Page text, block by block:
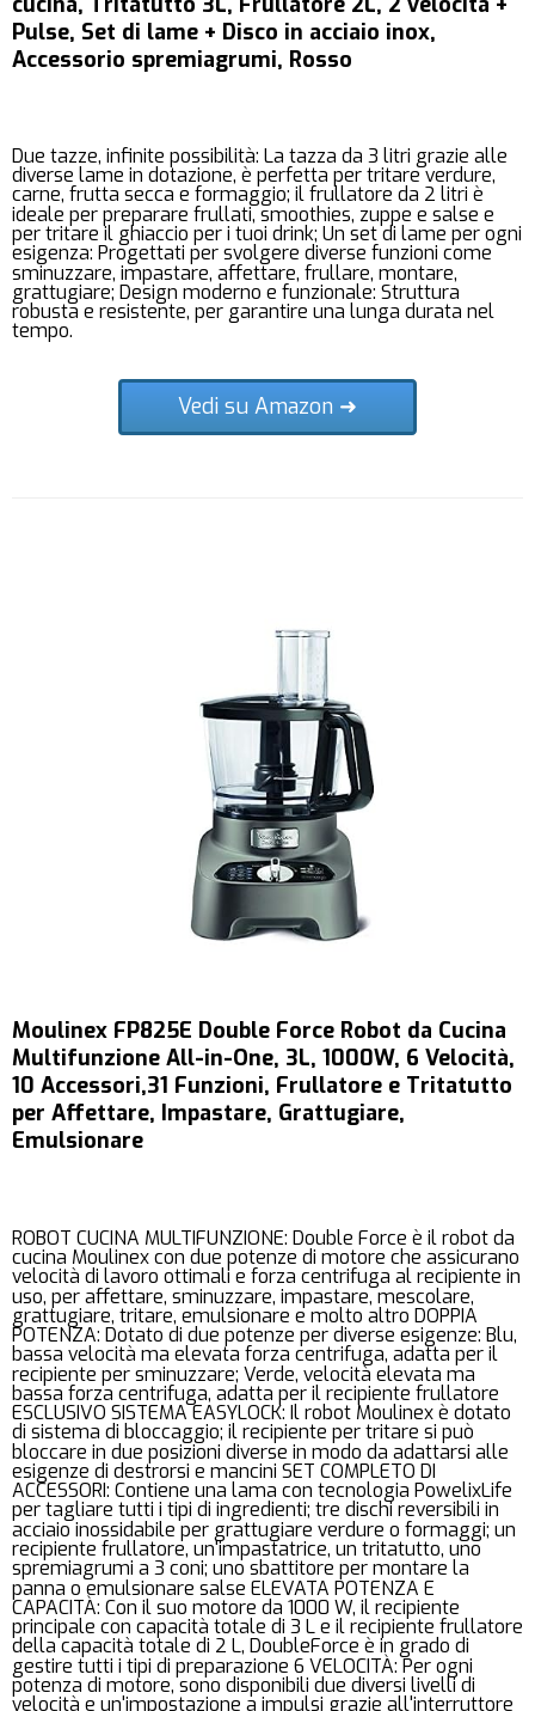
Pulse, Set di lame + Disco in acciaio inox,
Accessorio spremiagrumi, Rosso
Due tazze, infinite possibilità: La tazza da 3 litri grazie alle
diverse lame in dotazione, è perfetta per tritare verdure,
carne, frutta secca e formaggio; il frullatore da 2 litri è
ideale per preparare frullati, smoothies, zuppe e salse e
per tritare il ghiaccio per i tuoi drink; Un set di lame per ogni
esigenza: Progettati per svolgere diverse funzioni come
sminuzzare, impastare, affettare, frullare, montare,
grattugiare; Design moderno e funzionale: Struttura
robusta e resistente, per garantire una lunga durata nel
tempo.
Vedi su Amazon ➜
Moulinex FP825E Double Force Robot da Cucina
Multifunzione All-in-One, 3L, 1000W, 6 Velocità,
10 Accessori,31 Funzioni, Frullatore e Tritatutto
per Affettare, Impastare, Grattugiare,
Emulsionare
ROBOT CUCINA MULTIFUNZIONE: Double Force è il robot da
cucina Moulinex con due potenze di motore che assicurano
velocità di lavoro ottimali e forza centrifuga al recipiente in
uso, per affettare, sminuzzare, impastare, mescolare,
grattugiare, tritare, emulsionare e molto altro DOPPIA
POTENZA: Dotato di due potenze per diverse esigenze: Blu,
bassa velocità ma elevata forza centrifuga, adatta per il
recipiente per sminuzzare; Verde, velocità elevata ma
bassa forza centrifuga, adatta per il recipiente frullatore
ESCLUSIVO SISTEMA EASYLOCK: Il robot Moulinex è dotato
di sistema di bloccaggio; il recipiente per tritare si può
bloccare in due posizioni diverse in modo da adattarsi alle
esigenze di destrorsi e mancini SET COMPLETO DI
ACCESSORI: Contiene una lama con tecnologia PowelixLife
per tagliare tutti i tipi di ingredienti; tre dischi reversibili in
acciaio inossidabile per grattugiare verdure o formaggi; un
recipiente frullatore, un'impastatrice, un tritatutto, uno
spremiagrumi a 3 coni; uno sbattitore per montare la
panna o emulsionare salse ELEVATA POTENZA E
CAPACITÀ: Con il suo motore da 1000 W, il recipiente
principale con capacità totale di 3 L e il recipiente frullatore
della capacità totale di 2 L, DoubleForce è in grado di
gestire tutti i tipi di preparazione 6 VELOCITÀ: Per ogni
potenza di motore, sono disponibili due diversi livelli di
velocità e un'impostazione a impulsi grazie all'interruttore